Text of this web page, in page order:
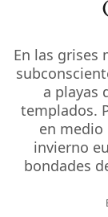
En las grises
a playas
templados.
en
invierno
bondades